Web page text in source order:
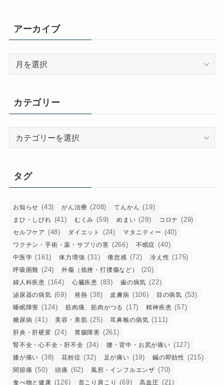
アーカイブ
ブ
カテゴリー
ー
タグ
お知らせ (43) がん治療 (208) てんかん (19)
まひ・しびれ (41) むくみ (59) めまい (29) コロナ (29)
セルフケア (48) ダイエット (24) マタニティー (40)
ワクチン・手術・薬・サプリの害 (266) 不眠症 (40)
中医学 (161) 体力増強 (31) 倦怠感 (72) 冷え性 (175)
呼吸困難 (24) 外傷（捻挫・打撲傷など） (20)
婦人科疾患 (164) 心臓疾患 (83) 歯の病気 (22)
泌尿器の病気 (69) 発熱 (38) 皮膚病 (106) 目の病気 (53)
睡眠障害 (124) 筋肉痛、筋肉がつる (17) 精神疾患 (57)
糖尿病 (41) 美容・美肌 (25) 耳鼻喉の病気 (111)
肝炎・肝硬変 (24) 胃腸障害 (261)
腎不全・心不全・肝不全 (34) 腰・背中・お尻が痛い (127)
膝が痛い (38) 花粉症 (32) 足が痛い (19) 鍼の即効性 (215)
関節痛 (50) 頭痛 (62) 風邪・インフルエンザ (70)
食べ物と健康 (126) 首こり肩こり (69) 高血圧 (21)